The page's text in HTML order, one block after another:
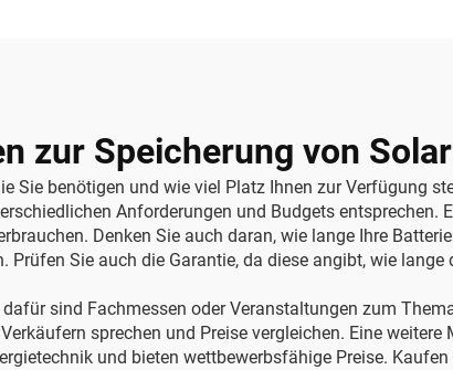
zur Speicherung von
Sie benötigen und wie viel Platz Ihnen zur Verfügung
Anforderungen und Budgets entsprechen.
Denken Sie auch daran, wie lange Ihre
Sie auch die Garantie, da diese angibt, wie lange
sind Fachmessen oder Veranstaltungen zum
sprechen und Preise vergleichen. Eine weitere
und bieten wettbewerbsfähige Preise.